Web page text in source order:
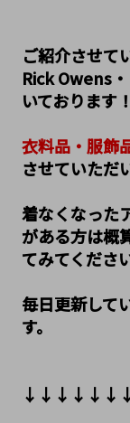
ご紹介させて
Rick Owens
いております
衣料品・服飾
させていただ
着なくなった
がある方は概
てみてくださ
毎日更新して
す。